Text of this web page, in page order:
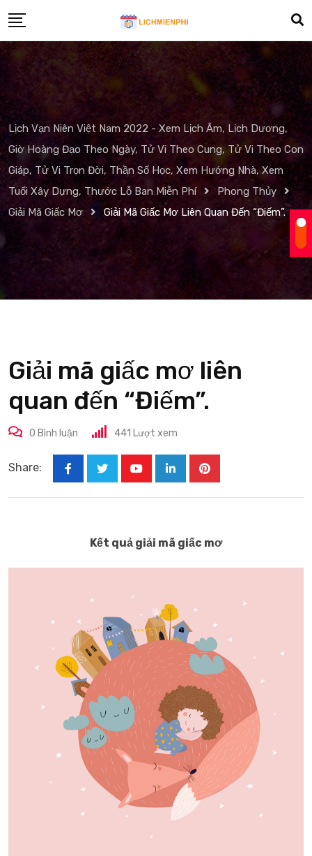
to
content
Lịch Vạn Niên Việt Nam 2022 - Xem Lịch Âm, Lịch Dương,
Giờ Hoàng Đạo Theo Ngày, Tử Vi Theo Cung, Tử Vi Theo Con
Giáp, Tử Vi Trọn Đời, Thần Số Học, Xem Hướng Nhà, Xem
Tuổi Xây Dựng, Thước Lỗ Ban Miễn Phí
Phong Thủy
Giải Mã Giấc Mơ
Giải Mã Giấc Mơ Liên Quan Đến “Điếm”.
Giải mã giấc mơ liên
quan đến “Điếm”.
0 Bình luận 441 Lượt xem
Share:
LinkedInPinterest
Kết quả giải mã giấc mơ